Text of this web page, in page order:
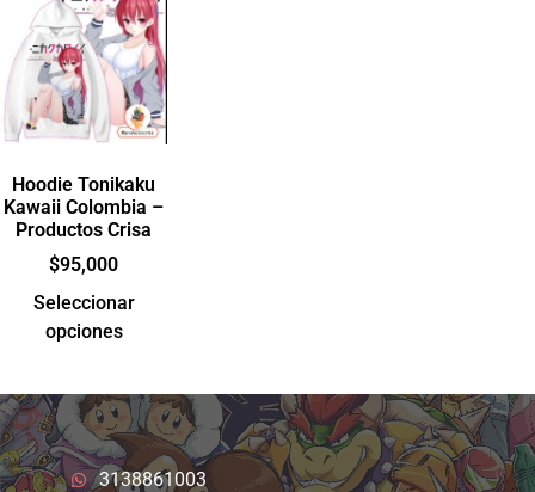
Hoodie Tonikaku
Kawaii Colombia –
Productos Crisa
$95,000
Seleccionar
opciones
3138861003